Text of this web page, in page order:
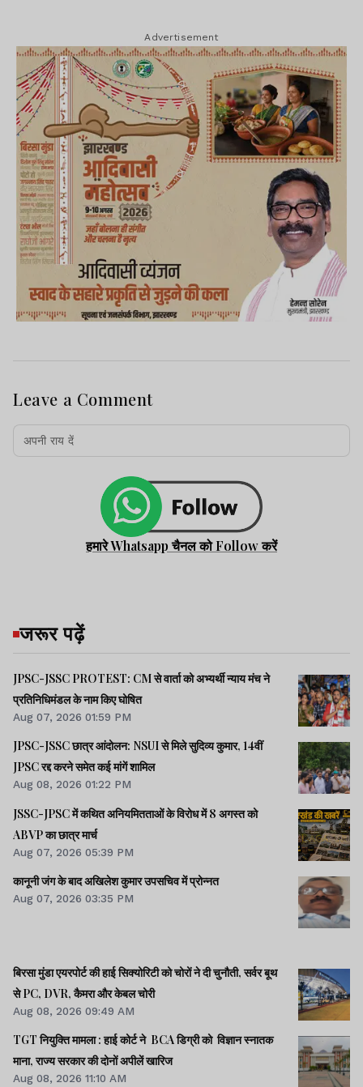
Advertisement
Leave a Comment
हमारे Whatsapp चैनल को Follow करें
जरूर पढ़ें
JPSC-JSSC PROTEST: CM से वार्ता को अभ्यर्थी न्याय मंच ने
प्रतिनिधिमंडल के नाम किए घोषित
Aug 07, 2026 01:59 PM
JPSC-JSSC छात्र आंदोलन: NSUI से मिले सुदिव्य कुमार, 14वीं
JPSC रद्द करने समेत कई मांगें शामिल
Aug 08, 2026 01:22 PM
JSSC-JPSC में कथित अनियमितताओं के विरोध में 8 अगस्त को
ABVP का छात्र मार्च
Aug 07, 2026 05:39 PM
कानूनी जंग के बाद अखिलेश कुमार उपसचिव में प्रोन्नत
Aug 07, 2026 03:35 PM
बिरसा मुंडा एयरपोर्ट की हाई सिक्योरिटी को चोरों ने दी चुनौती, सर्वर बूथ
से PC, DVR, कैमरा और केबल चोरी
Aug 08, 2026 09:49 AM
TGT नियुक्ति मामला : हाई कोर्ट ने BCA डिग्री को विज्ञान स्नातक
माना, राज्य सरकार की दोनों अपीलें खारिज
Aug 08, 2026 11:10 AM